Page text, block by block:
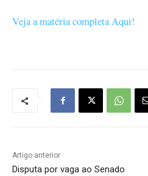
Veja a matéria completa Aqui!
Artigo anterior
Disputa por vaga ao Senado